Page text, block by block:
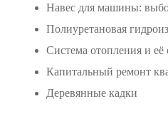
Навес для машины:
Полиуретановая
Система отопления и её
Капитальный ремонт
Деревянные кадки